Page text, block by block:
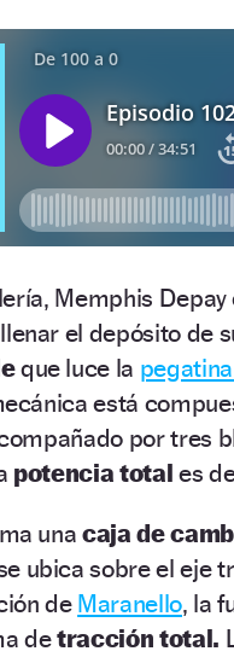
Memphis
el depósito de
que luce la pegatina
está
por tres
potencia total es
una caja de
ubica sobre el eje
deMaranello, la
detracción total.